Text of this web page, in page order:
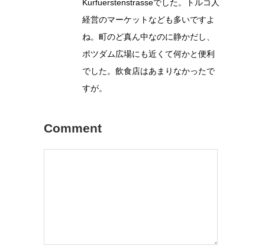
Kurfuerstenstrasseでした。トルコ人
経営のマーケットなども多いですよ
ね。町のど真ん中なのに静かだし、
ポツダム広場にも近くて何かと便利
でした。飲食店はあまりなかったで
すが。
Comment